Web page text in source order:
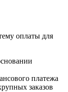
оплаты для
платежа
заказов